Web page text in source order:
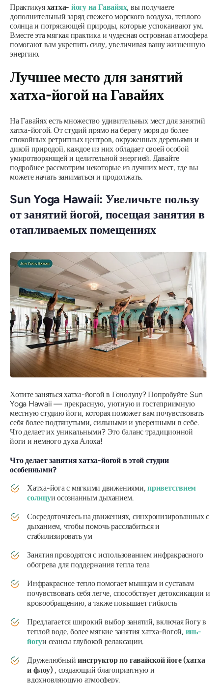
Практикуя хатха- йогу на Гавайях, вы получаете
дополнительный заряд свежего морского воздуха, теплого
солнца и потрясающей природы, которые успокаивают ум.
Вместе эта мягкая практика и чудесная островная атмосфера
помогают вам укрепить силу, увеличивая вашу жизненную
энергию.
Лучшее место для занятий
хатха-йогой на Гавайях
На Гавайях есть множество удивительных мест для занятий
хатха-йогой. От студий прямо на берегу моря до более
спокойных ретритных центров, окруженных деревьями и
дикой природой, каждое из них обладает своей особой
умиротворяющей и целительной энергией. Давайте
подробнее рассмотрим некоторые из лучших мест, где вы
можете начать заниматься и продолжать.
Sun Yoga Hawaii: Увеличьте пользу
от занятий йогой, посещая занятия в
отапливаемых помещениях
Хотите заняться хатха-йогой в Гонолулу? Попробуйте Sun
Yoga Hawaii — прекрасную, уютную и гостеприимную
местную студию йоги, которая поможет вам почувствовать
себя более подтянутыми, сильными и уверенными в себе.
Что делает их уникальными? Это баланс традиционной
йоги и немного духа Алоха!
Что делает занятия хатха-йогой в этой студии
особенными?
Хатха-йога с мягкими движениями,приветствием
солнцуи осознанным дыханием.
Сосредоточьтесь на движениях, синхронизированных с
дыханием, чтобы помочь расслабиться и
стабилизировать ум
Занятия проводятся с использованием инфракрасного
обогрева для поддержания тепла тела
Инфракрасное тепло помогает мышцам и суставам
почувствовать себя легче, способствует детоксикации и
кровообращению, а также повышает гибкость
Предлагается широкий выбор занятий, включая йогу в
теплой воде, более мягкие занятия хатха-йогой, инь-
йогуи сеансы глубокой релаксации.
Дружелюбныйинструктор по гавайской йоге (хатха
и флоу) , создающий благоприятную и
вдохновляющую атмосферу.